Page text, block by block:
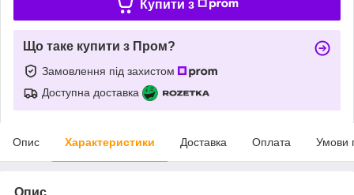
Купити з
Що таке купити з Пром?
Замовлення під захистом
Доступна доставка
Опис Характеристики Доставка Оплата Умови
Опис